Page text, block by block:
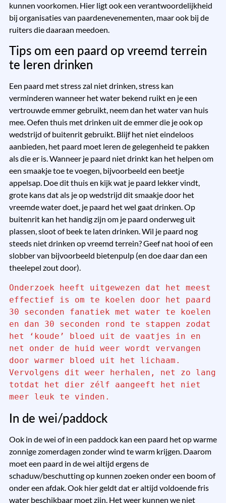
kunnen voorkomen. Hier ligt ook een verantwoordelijkheid
bij organisaties van paardenevenementen, maar ook bij de
ruiters die daaraan meedoen.
Tips om een paard op vreemd terrein
te leren drinken
Een paard met stress zal niet drinken, stress kan
verminderen wanneer het water bekend ruikt en je een
vertrouwde emmer gebruikt, neem dan het water van huis
mee. Oefen thuis met drinken uit de emmer die je ook op
wedstrijd of buitenrit gebruikt. Blijf het niet eindeloos
aanbieden, het paard moet leren de gelegenheid te pakken
als die er is. Wanneer je paard niet drinkt kan het helpen om
een smaakje toe te voegen, bijvoorbeeld een beetje
appelsap. Doe dit thuis en kijk wat je paard lekker vindt,
grote kans dat als je op wedstrijd dit smaakje door het
vreemde water doet, je paard het wel gaat drinken. Op
buitenrit kan het handig zijn om je paard onderweg uit
plassen, sloot of beek te laten drinken. Wil je paard nog
steeds niet drinken op vreemd terrein? Geef nat hooi of een
slobber van bijvoorbeeld bietenpulp (en doe daar dan een
theelepel zout door).
Onderzoek heeft uitgewezen dat het meest
effectief is om te koelen door het paard
30 seconden fanatiek met water te koelen
en dan 30 seconden rond te stappen zodat
het ‘koude’ bloed uit de vaatjes in en
net onder de huid weer wordt vervangen
door warmer bloed uit het lichaam.
Vervolgens dit weer herhalen, net zo lang
totdat het dier zélf aangeeft het niet
meer leuk te vinden.
In de wei/paddock
Ook in de wei of in een paddock kan een paard het op warme
zonnige zomerdagen zonder wind te warm krijgen. Daarom
moet een paard in de wei altijd ergens de
schaduw/beschutting op kunnen zoeken onder een boom of
onder een afdak. Ook hier geldt dat er altijd voldoende fris
water beschikbaar moet zijn. Het weer kunnen we niet